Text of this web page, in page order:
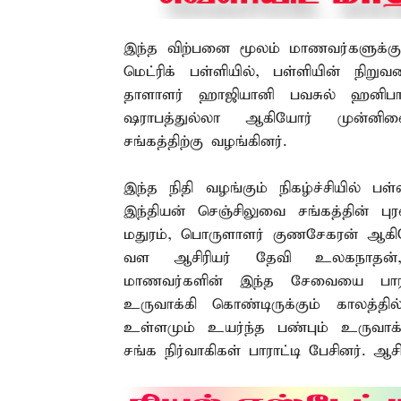
இந்த விற்பனை மூலம் மாணவர்களுக்கு
மெட்ரிக் பள்ளியில், பள்ளியின்
தாளாளர் ஹாஜியானி பவசுல்
ஷராபத்துல்லா ஆகியோர்
சங்கத்திற்கு வழங்கினர்.
இந்த நிதி வழங்கும் நிகழ்ச்சியில்
இந்தியன் செஞ்சிலுவை சங்கத்தின்
மதுரம், பொருளாளர் குணசேகரன்
வள ஆசிரியர் தேவி உலகநாதன்,
மாணவர்களின் இந்த சேவையை
உருவாக்கி கொண்டிருக்கும்
உள்ளமும் உயர்ந்த பண்பும்
சங்க நிர்வாகிகள் பாராட்டி பேசினர்.